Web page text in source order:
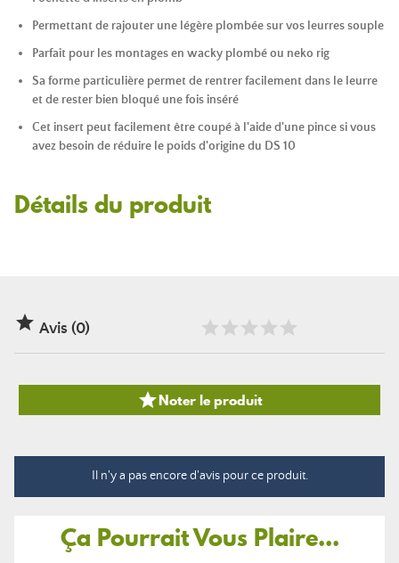
Permettant de rajouter une légère plombée sur vos leurres souple
Parfait pour les montages en wacky plombé ou neko rig
Sa forme particulière permet de rentrer facilement dans le leurre
et de rester bien bloqué une fois inséré
Cet insert peut facilement être coupé à l'aide d'une pince si vous
avez besoin de réduire le poids d'origine du DS 10
Détails du produit
 Avis (0)
Noter le produit
Il n'y a pas encore d'avis pour ce produit.
Ça Pourrait Vous Plaire...